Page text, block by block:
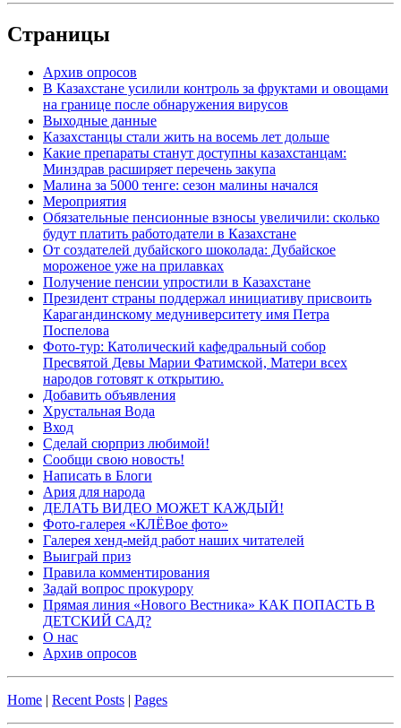
Страницы
Архив опросов
В Казахстане усилили контроль за фруктами и овощами
на границе после обнаружения вирусов
Выходные данные
Казахстанцы стали жить на восемь лет дольше
Какие препараты станут доступны казахстанцам:
Минздрав расширяет перечень закупа
Малина за 5000 тенге: сезон малины начался
Мероприятия
Обязательные пенсионные взносы увеличили: сколько
будут платить работодатели в Казахстане
От создателей дубайского шоколада: Дубайское
мороженое уже на прилавках
Получение пенсии упростили в Казахстане
Президент страны поддержал инициативу присвоить
Карагандинскому медуниверситету имя Петра
Поспелова
Фото-тур: Католический кафедральный собор
Пресвятой Девы Марии Фатимской, Матери всех
народов готовят к открытию.
Добавить объявления
Хрустальная Вода
Вход
Сделай сюрприз любимой!
Сообщи свою новость!
Написать в Блоги
Ария для народа
ДЕЛАТЬ ВИДЕО МОЖЕТ КАЖДЫЙ!
Фото-галерея «КЛЁВое фото»
Галерея хенд-мейд работ наших читателей
Выиграй приз
Правила комментирования
Задай вопрос прокурору
Прямая линия «Нового Вестника» КАК ПОПАСТЬ В
ДЕТСКИЙ САД?
О нас
Архив опросов
Home | Recent Posts | Pages